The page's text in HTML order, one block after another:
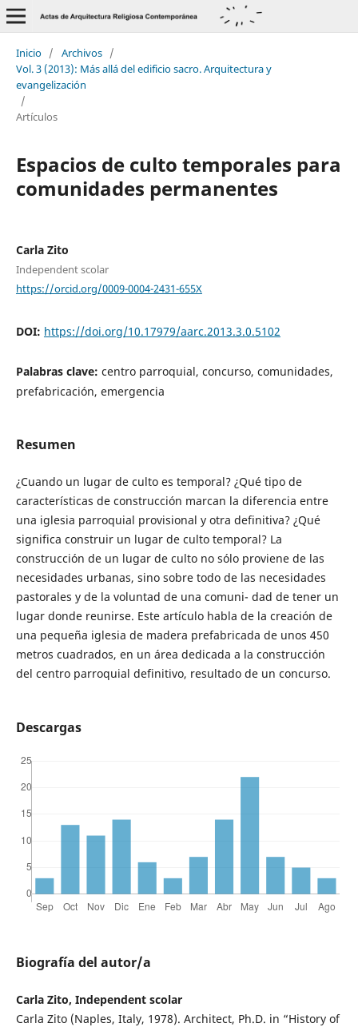
Inicio / Archivos /
Vol. 3 (2013): Más allá del edificio sacro. Arquitectura y
evangelización
/
Artículos
Espacios de culto temporales para
comunidades permanentes
Carla Zito
Independent scolar
https://orcid.org/0009-0004-2431-655X
DOI: https://doi.org/10.17979/aarc.2013.3.0.5102
Palabras clave: centro parroquial, concurso, comunidades,
prefabricación, emergencia
Resumen
¿Cuando un lugar de culto es temporal? ¿Qué tipo de
características de construcción marcan la diferencia entre
una iglesia parroquial provisional y otra definitiva? ¿Qué
significa construir un lugar de culto temporal? La
construcción de un lugar de culto no sólo proviene de las
necesidades urbanas, sino sobre todo de las necesidades
pastorales y de la voluntad de una comuni- dad de tener un
lugar donde reunirse. Este artículo habla de la creación de
una pequeña iglesia de madera prefabricada de unos 450
metros cuadrados, en un área dedicada a la construcción
del centro parroquial definitivo, resultado de un concurso.
Descargas
Biografía del autor/a
Carla Zito, Independent scolar
Carla Zito (Naples, Italy, 1978). Architect, Ph.D. in “History of